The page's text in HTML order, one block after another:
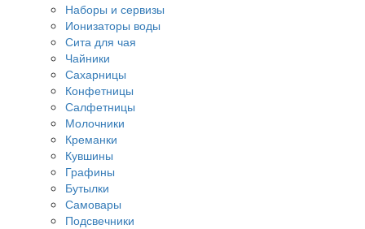
Наборы и сервизы
Ионизаторы воды
Сита для чая
Чайники
Сахарницы
Конфетницы
Салфетницы
Молочники
Креманки
Кувшины
Графины
Бутылки
Самовары
Подсвечники